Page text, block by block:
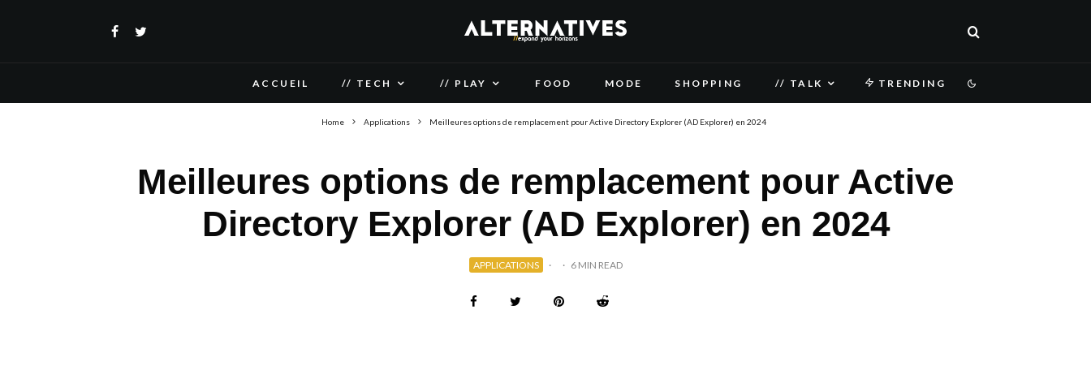
ACCUEIL // TECH // PLAY FOOD MODE SHOPPING // TALK TRENDING
Home Applications Meilleures options de remplacement pour Active Directory Explorer (AD Explorer) en 2024
Meilleures options de remplacement pour Active
Directory Explorer (AD Explorer) en 2024
APPLICATIONS · · 6 MIN READ